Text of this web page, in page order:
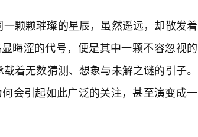
颗颗璀璨的星辰，虽然遥远，却散发着
晦涩的代号，便是其中一颗不容忽视的
着无数猜测、想象与未解之谜的引子。
会引起如此广泛的关注，甚至演变成一